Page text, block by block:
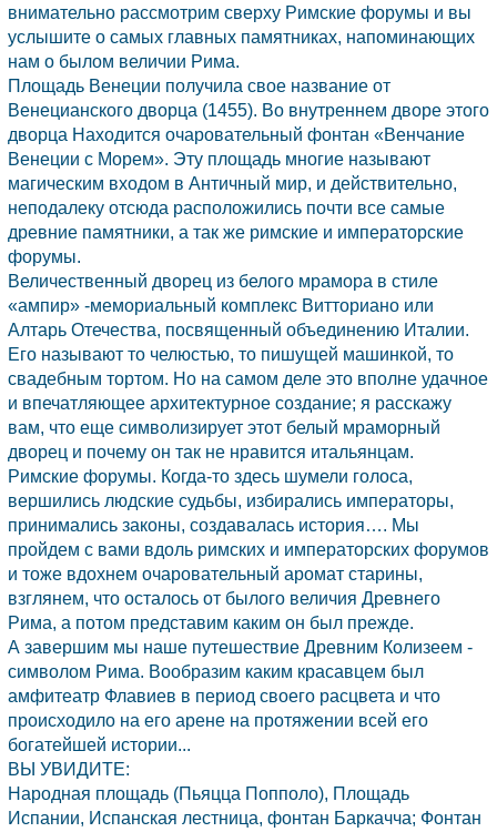
внимательно рассмотрим сверху Римские форумы и вы
услышите о самых главных памятниках, напоминающих
нам о былом величии Рима.
Площадь Венеции получила свое название от
Венецианского дворца (1455). Во внутреннем дворе этого
дворца Находится очаровательный фонтан «Венчание
Венеции с Морем». Эту площадь многие называют
магическим входом в Античный мир, и действительно,
неподалеку отсюда расположились почти все самые
древние памятники, а так же римские и императорские
форумы.
Величественный дворец из белого мрамора в стиле
«ампир» -мемориальный комплекс Витториано или
Алтарь Отечества, посвященный объединению Италии.
Его называют то челюстью, то пишущей машинкой, то
свадебным тортом. Но на самом деле это вполне удачное
и впечатляющее архитектурное создание; я расскажу
вам, что еще символизирует этот белый мраморный
дворец и почему он так не нравится итальянцам.
Римские форумы. Когда-то здесь шумели голоса,
вершились людские судьбы, избирались императоры,
принимались законы, создавалась история…. Мы
пройдем с вами вдоль римских и императорских форумов
и тоже вдохнем очаровательный аромат старины,
взглянем, что осталось от былого величия Древнего
Рима, а потом представим каким он был прежде.
А завершим мы наше путешествие Древним Колизеем -
символом Рима. Вообразим каким красавцем был
амфитеатр Флавиев в период своего расцвета и что
происходило на его арене на протяжении всей его
богатейшей истории...
ВЫ УВИДИТЕ:
Народная площадь (Пьяцца Попполо), Площадь
Испании, Испанская лестница, фонтан Баркачча; Фонтан